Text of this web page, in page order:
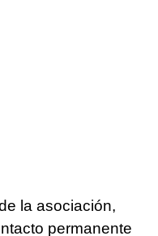
la asociación,
permanente